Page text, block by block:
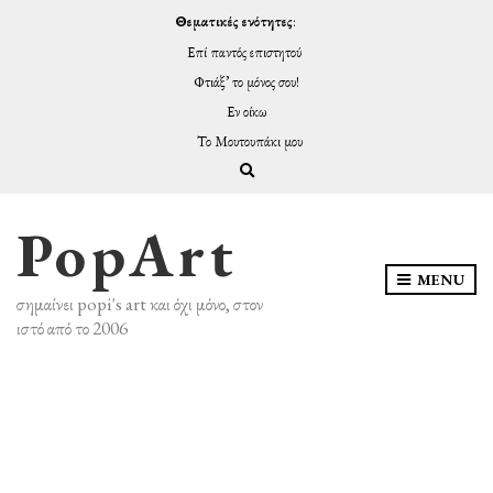
Θεματικές ενότητες:
Επί παντός επιστητού
Φτιάξ’ το μόνος σου!
Εν οίκω
Το Μουτουπάκι μου
Expand search form
PopArt
σημαίνει popi's art και όχι μόνο, στον
ιστό από το 2006
MENU